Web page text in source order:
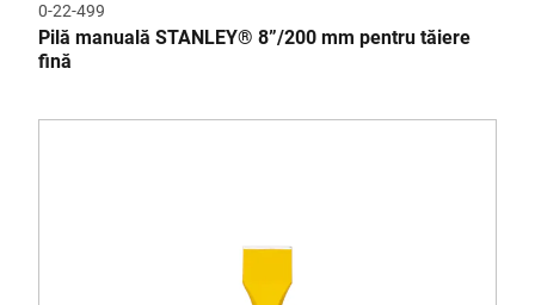
0-22-499
Pilă manuală STANLEY® 8”/200 mm pentru tăiere
fină